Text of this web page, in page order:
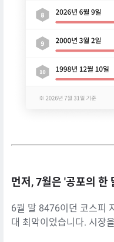
먼저, 7월은 '공포의 한
6월 말 8476이던 코스피
대 최악이었습니다. 시장